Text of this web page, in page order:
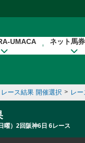
UMACA ネット馬
レース結果 開催選択 > レ
曜）2回阪神6日 6レース